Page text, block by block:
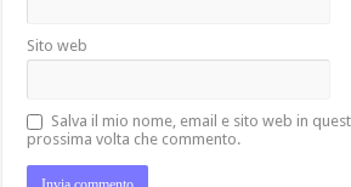
Sito web
Salva il mio nome, email e sito web in
prossima volta che commento.